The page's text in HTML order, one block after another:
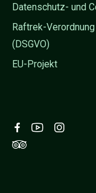
Datenschutz- und
Raftrek-
(DSGVO)
EU-Projekt